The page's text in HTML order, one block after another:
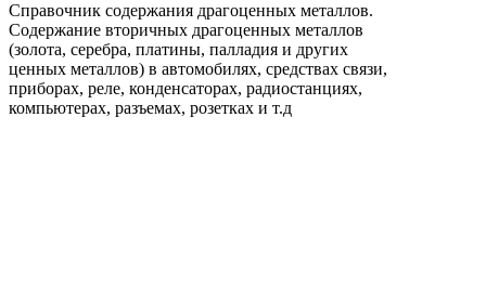
Справочник содержания драгоценных металлов.
Содержание вторичных драгоценных металлов
(золота, серебра, платины, палладия и других
ценных металлов) в автомобилях, средствах связи,
приборах, реле, конденсаторах, радиостанциях,
компьютерах, разъемах, розетках и т.д